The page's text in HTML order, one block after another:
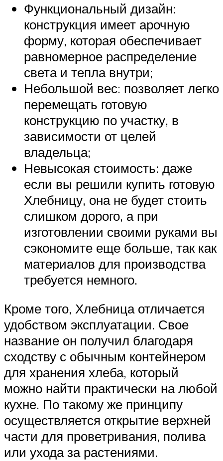
Функциональный дизайн:
конструкция имеет арочную
форму, которая обеспечивает
равномерное распределение
света и тепла внутри;
Небольшой вес: позволяет легко
перемещать готовую
конструкцию по участку, в
зависимости от целей
владельца;
Невысокая стоимость: даже
если вы решили купить готовую
Хлебницу, она не будет стоить
слишком дорого, а при
изготовлении своими руками вы
сэкономите еще больше, так как
материалов для производства
требуется немного.
Кроме того, Хлебница отличается
удобством эксплуатации. Свое
название он получил благодаря
сходству с обычным контейнером
для хранения хлеба, который
можно найти практически на любой
кухне. По такому же принципу
осуществляется открытие верхней
части для проветривания, полива
или ухода за растениями.